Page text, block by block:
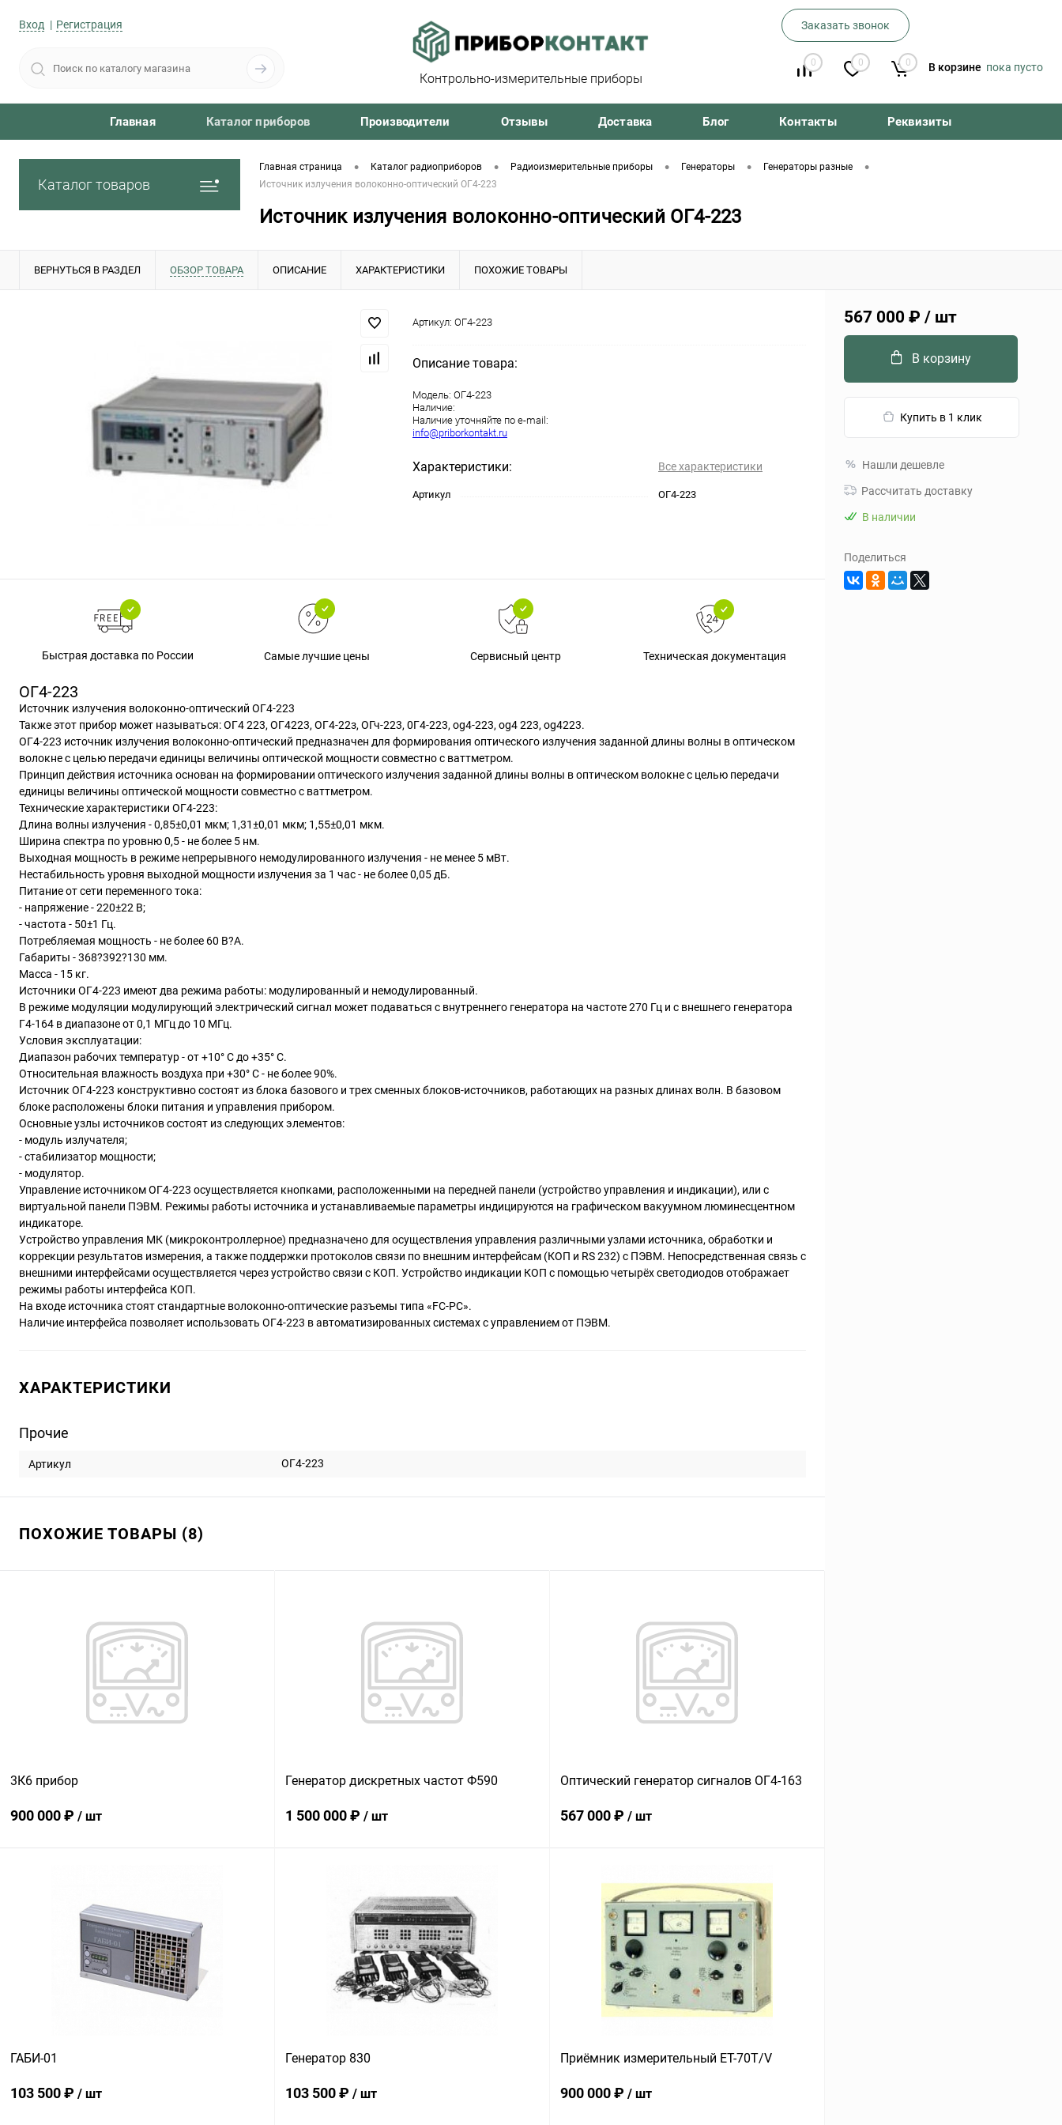
Вход Регистрация Заказать звонок
0 0 0 В корзине пока пусто
Контрольно-измерительные приборы
Главная Каталог приборов Производители Отзывы Доставка Блог Контакты Реквизиты
Каталог товаров
Главная страница • Каталог радиоприборов • Радиоизмерительные приборы • Генераторы • Генераторы разные •
Источник излучения волоконно-оптический ОГ4-223
Источник излучения волоконно-оптический ОГ4-223
ВЕРНУТЬСЯ В РАЗДЕЛ ОБЗОР ТОВАРА ОПИСАНИЕ ХАРАКТЕРИСТИКИ ПОХОЖИЕ ТОВАРЫ
Артикул: ОГ4-223
Описание товара:
Модель: ОГ4-223
Наличие:
Наличие уточняйте по e-mail:
info@priborkontakt.ru
Характеристики: Все характеристики
Артикул ОГ4-223
Быстрая доставка по России Самые лучшие цены Сервисный центр Техническая документация
ОГ4-223
Источник излучения волоконно-оптический ОГ4-223
Также этот прибор может называться: ОГ4 223, ОГ4223, ОГ4-22з, ОГч-223, 0Г4-223, og4-223, og4 223, og4223.
ОГ4-223 источник излучения волоконно-оптический предназначен для формирования оптического излучения заданной длины волны в оптическом
волокне с целью передачи единицы величины оптической мощности совместно с ваттметром.
Принцип действия источника основан на формировании оптического излучения заданной длины волны в оптическом волокне с целью передачи
единицы величины оптической мощности совместно с ваттметром.
Технические характеристики ОГ4-223:
Длина волны излучения -0,85±0,01 мкм; 1,31±0,01 мкм; 1,55±0,01 мкм.
Ширина спектра по уровню 0,5 - не более 5 нм.
Выходная мощность в режиме непрерывного немодулированного излучения - не менее 5 мВт.
Нестабильность уровня выходной мощности излучения за 1 час - не более 0,05 дБ.
Питание от сети переменного тока:
- напряжение - 220±22 В;
- частота - 50±1 Гц.
Потребляемая мощность - не более 60 В?А.
Габариты - 368?392?130 мм.
Масса - 15 кг.
Источники ОГ4-223 имеют два режима работы: модулированный и немодулированный.
В режиме модуляции модулирующий электрический сигнал может подаваться с внутреннего генератора на частоте 270 Гц и с внешнего генератора
Г4-164 в диапазоне от 0,1 МГц до 10 МГц.
Условия эксплуатации:
Диапазон рабочих температур - от +10° С до +35° С.
Относительная влажность воздуха при +30° С - не более 90%.
Источник ОГ4-223 конструктивно состоят из блока базового и трех сменных блоков-источников, работающих на разных длинах волн. В базовом
блоке расположены блоки питания и управления прибором.
Основные узлы источников состоят из следующих элементов:
- модуль излучателя;
- стабилизатор мощности;
- модулятор.
Управление источником ОГ4-223 осуществляется кнопками, расположенными на передней панели (устройство управления и индикации), или с
виртуальной панели ПЭВМ. Режимы работы источника и устанавливаемые параметры индицируются на графическом вакуумном люминесцентном
индикаторе.
Устройство управления МК (микроконтроллерное) предназначено для осуществления управления различными узлами источника, обработки и
коррекции результатов измерения, а также поддержки протоколов связи по внешним интерфейсам (КОП и RS 232) c ПЭВМ. Непосредственная связь с
внешними интерфейсами осуществляется через устройство связи с КОП. Устройство индикации КОП с помощью четырёх светодиодов отображает
режимы работы интерфейса КОП.
На входе источника стоят стандартные волоконно-оптические разъемы типа «FC-PC».
Наличие интерфейса позволяет использовать ОГ4-223 в автоматизированных системах с управлением от ПЭВМ.
ХАРАКТЕРИСТИКИ
Прочие
Артикул ОГ4-223
ПОХОЖИЕ ТОВАРЫ (8)
3К6 прибор
900 000 ₽ / шт
Купить в 1 клик Сравнение
В избранное В наличии
Генератор дискретных частот Ф590
1 500 000 ₽ / шт
Купить в 1 клик Сравнение
В избранное В наличии
Оптический генератор сигналов ОГ4-163
567 000 ₽ / шт
В корзину
Купить в 1 клик Сравнение
В избранное В наличии
ГАБИ-01
103 500 ₽ / шт
Генератор 830
103 500 ₽ / шт
Приёмник измерительный ET-70T/V
900 000 ₽ / шт
567 000 ₽ / шт
В корзину
Купить в 1 клик
Нашли дешевле
Рассчитать доставку
В наличии
Поделиться